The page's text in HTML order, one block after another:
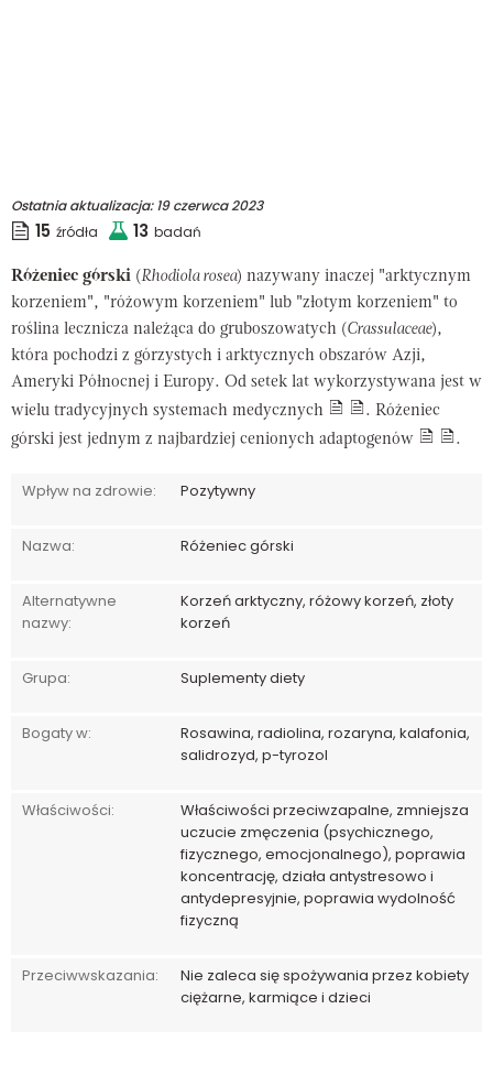
Ostatnia aktualizacja:19 czerwca 2023
15 źródła 13 badań
Różeniec górski (Rhodiola rosea) nazywany inaczej "arktycznym
korzeniem", "różowym korzeniem" lub "złotym korzeniem" to
roślina lecznicza należąca do gruboszowatych (Crassulaceae),
która pochodzi z górzystych i arktycznych obszarów Azji,
Ameryki Północnej i Europy. Od setek lat wykorzystywana jest w
wielu tradycyjnych systemach medycznych
. Różeniec
górski jest jednym z najbardziej cenionych adaptogenów
.
Wpływ na zdrowie: Pozytywny
Nazwa: Różeniec górski
Alternatywne
nazwy:
Korzeń arktyczny, różowy korzeń, złoty
korzeń
Grupa: Suplementy diety
Bogaty w:
Rosawina, radiolina, rozaryna, kalafonia,
salidrozyd, p-tyrozol
Właściwości:
Właściwości przeciwzapalne, zmniejsza
uczucie zmęczenia (psychicznego,
fizycznego, emocjonalnego), poprawia
koncentrację, działa antystresowo i
antydepresyjnie, poprawia wydolność
fizyczną
Przeciwwskazania:
Nie zaleca się spożywania przez kobiety
ciężarne, karmiące i dzieci